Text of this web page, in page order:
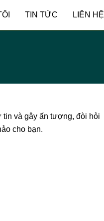
TIN TỨC LIÊN HỆ
và gây ấn tượng, đòi hỏi
cho bạn.